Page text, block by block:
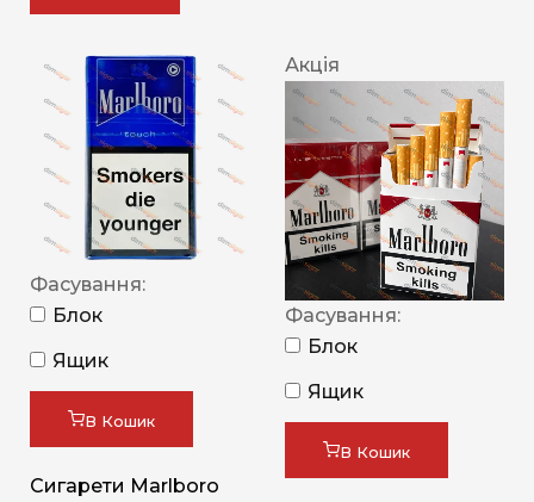
Фасування:
Блок
Ящик
В Кошик
Сигарети Marlboro
Акція
Фасування:
Блок
Ящик
В Кошик